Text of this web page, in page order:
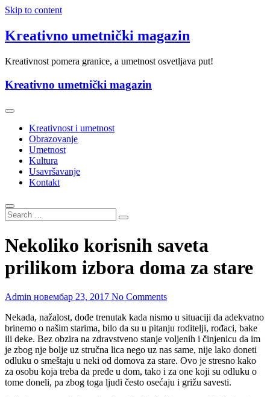
Skip to content
Kreativno umetnički magazin
Kreativnost pomera granice, a umetnost osvetljava put!
Kreativno umetnički magazin
Kreativnost i umetnost
Obrazovanje
Umetnost
Kultura
Usavršavanje
Kontakt
Nekoliko korisnih saveta
prilikom izbora doma za stare
Admin новембар 23, 2017 No Comments
Nekada, nažalost, dođe trenutak kada nismo u situaciji da adekvatno
brinemo o našim starima, bilo da su u pitanju roditelji, rođaci, bake
ili deke. Bez obzira na zdravstveno stanje voljenih i činjenicu da im
je zbog nje bolje uz stručna lica nego uz nas same, nije lako doneti
odluku o smeštaju u neki od domova za stare. Ovo je stresno kako
za osobu koja treba da pređe u dom, tako i za one koji su odluku o
tome doneli, pa zbog toga ljudi često osećaju i grižu savesti.